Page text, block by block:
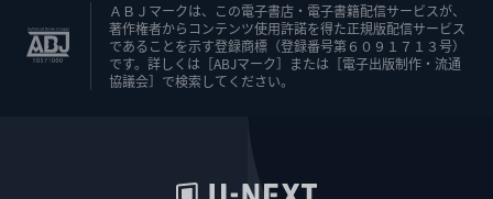
ＡＢＪマークは、この電子書店・電子書籍配信サービスが、
著作権者からコンテンツ使用許諾を得た正規版配信サービス
であることを示す登録商標（登録番号第６０９１７１３号）
です。詳しくは［ABJマーク］または［電子出版制作・流通
協議会］で検索してください。